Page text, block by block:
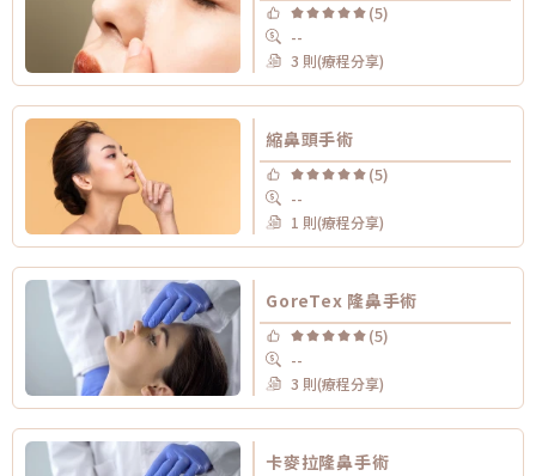
(5)
--
3 則(療程分享)
縮鼻頭手術
(5)
--
1 則(療程分享)
GoreTex 隆鼻手術
(5)
--
3 則(療程分享)
卡麥拉隆鼻手術